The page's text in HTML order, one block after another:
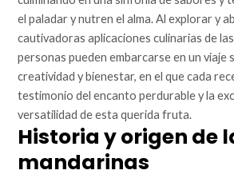
el paladar y nutren el alma. Al explorar y
cautivadoras aplicaciones culinarias de
personas pueden embarcarse en un viaje
creatividad y bienestar, en el que cada
testimonio del encanto perdurable y la
versatilidad de esta querida fruta.
Historia y origen de
mandarinas